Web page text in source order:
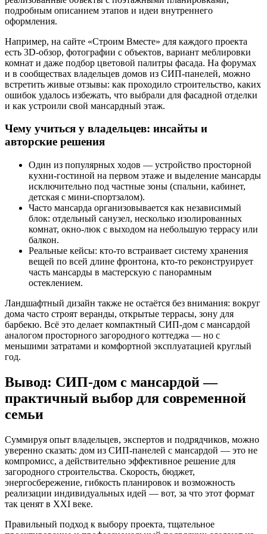
подробным описанием этапов и идеи внутреннего
оформления.
Например, на сайте «Строим Вместе» для каждого проекта
есть 3D-обзор, фотографии с объектов, вариант меблировки
комнат и даже подбор цветовой палитры фасада. На форумах
и в сообществах владельцев домов из СИП-панелей, можно
встретить живые отзывы: как проходило строительство, каких
ошибок удалось избежать, что выбрали для фасадной отделки
и как устроили свой мансардный этаж.
Чему учиться у владельцев: инсайты и
авторские решения
Один из популярных ходов — устройство просторной
кухни-гостиной на первом этаже и выделение мансарды
исключительно под частные зоны (спальни, кабинет,
детская с мини-спортзалом).
Часто мансарда организовывается как независимый
блок: отдельный санузел, несколько изолированных
комнат, окно-люк с выходом на небольшую террасу или
балкон.
Реальные кейсы: кто-то встраивает систему хранения
вещей по всей длине фронтона, кто-то реконструирует
часть мансарды в мастерскую с панорамным
остеклением.
Ландшафтный дизайн также не остаётся без внимания: вокруг
дома часто строят веранды, открытые террасы, зону для
барбекю. Всё это делает компактный СИП-дом с мансардой
аналогом просторного загородного коттеджа — но с
меньшими затратами и комфортной эксплуатацией круглый
год.
Вывод: СИП-дом с мансардой —
практичный выбор для современной
семьи
Суммируя опыт владельцев, экспертов и подрядчиков, можно
уверенно сказать: дом из СИП-панелей с мансардой — это не
компромисс, а действительно эффективное решение для
загородного строительства. Скорость, бюджет,
энергосбережение, гибкость планировок и возможность
реализации индивидуальных идей — вот, за что этот формат
так ценят в XXI веке.
Правильный подход к выбору проекта, тщательное